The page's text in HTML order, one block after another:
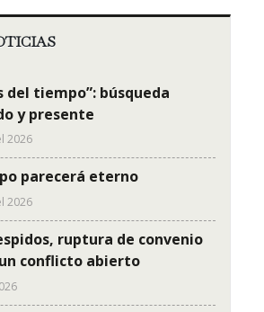
del tiempo”: búsqueda
y presente
2026
parecerá eterno
2026
ruptura de convenio
conflicto abierto